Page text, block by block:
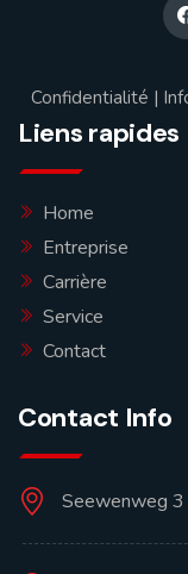
Confidentialité |
Liens rapides
Home
Entreprise
Carrière
Service
Contact
Contact Info
Seewenweg 3